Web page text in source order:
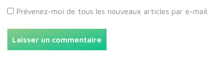
Prévenez-moi de tous les nouveaux articles par e-mail.